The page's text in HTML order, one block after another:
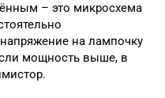
– это микросхема
на лампочку
мощность выше, в